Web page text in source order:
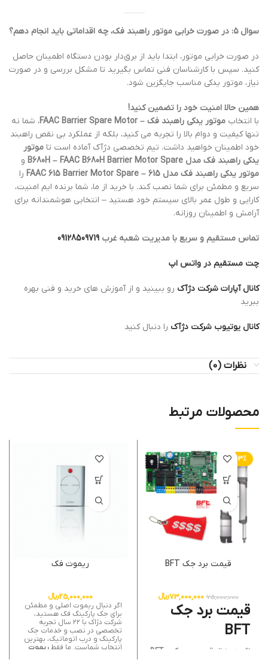
سوال ۵: در صورت خرابی موتور راهبند فک، چه اقداماتی باید انجام دهم؟
در صورت خرابی موتور، ابتدا باید از برق‌دار بودن دستگاه اطمینان حاصل
کنید. سپس با کارشناسان فنی تماس بگیرید تا مشکل بررسی و در صورت
نیاز، موتور یدکی مناسب جایگزین شود.
همین حالا امنیت خود را تضمین کنید!
با انتخاب موتور یدکی راهبند فک – FAAC Barrier Spare Motor
، شما نه
تنها کیفیت و دوام بالا را تجربه می کنید، بلکه از عملکرد بی نقص راهبند
خود اطمینان خواهید داشت. تیم تخصصی دژآک آماده است تا موتور
یدکی راهبند فک مدل B680H – FAAC B680H Barrier Motor Spare
و
موتور یدکی راهبند فک مدل 615 – FAAC 615 Barrier Motor Spare
را
سریع و مطمئن برای شما نصب کند. با خرید از ما، شما برنده ایم امنیت،
کارایی و طول عمر بالای سیستم خود هستید – انتخابی هوشمندانه برای
آرامش و اطمینان روزانه.
تماس مستقیم و سریع با مدیریت شعبه غرب 09128509719
چت مستقیم در واتس اپ
کانال آپارات شرکت دژآک رو ببینید و از آموزش های خرید و فنی بهره
ببرید
کانال یوتیوب شرکت دژآک را دنبال کنید
نظرات (0)
محصولات مرتبط
-3%
قیمت برد جک BFT
75,000,000
73,000,000﷼
قیمت برد جک
BFT
اگر به دنبال
قیمت برد جک BFT –
ریموت فک
25,000,000﷼
اگر دنبال ریموت اصلی و مطمئن
برای جک پارکینگ فک هستید،
شرکت دژاک با ۲۲ سال تجربه
تخصصی در نصب و خدمات جک
پارکینگ و درب اتوماتیک، بهترین
انتخاب شماست. ما فقطریموت